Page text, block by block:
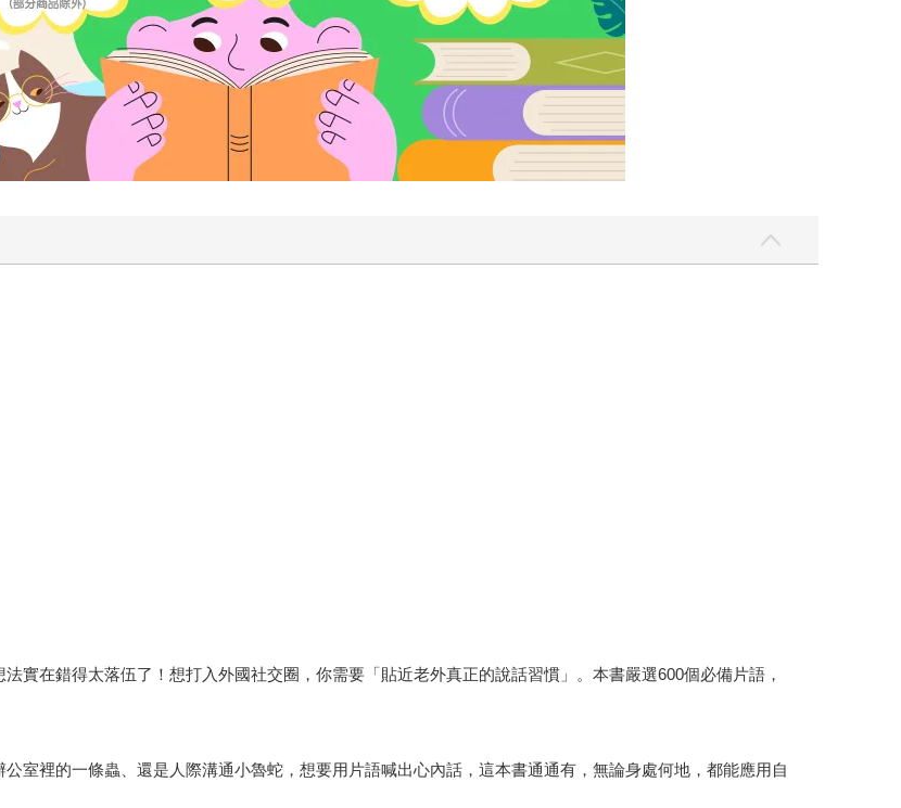
實在錯得太落伍了！想打入外國社交圈，你需要「貼近老外真正的說話習慣」。本書嚴選600個必備片語，
室裡的一條蟲、還是人際溝通小魯蛇，想要用片語喊出心內話，這本書通通有，無論身處何地，都能應用自